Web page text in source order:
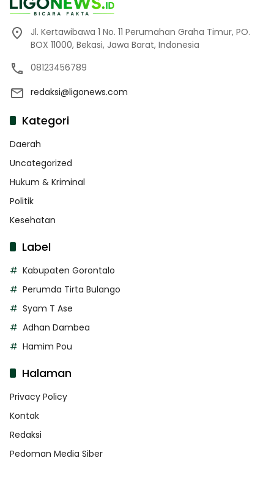
Jl. Kertawibawa 1 No. 11 Perumahan Graha Timur, PO.
BOX 11000, Bekasi, Jawa Barat, Indonesia
08123456789
redaksi@ligonews.com
Kategori
Daerah
Uncategorized
Hukum & Kriminal
Politik
Kesehatan
Label
Kabupaten Gorontalo
Perumda Tirta Bulango
Syam T Ase
Adhan Dambea
Hamim Pou
Halaman
Privacy Policy
Kontak
Redaksi
Pedoman Media Siber